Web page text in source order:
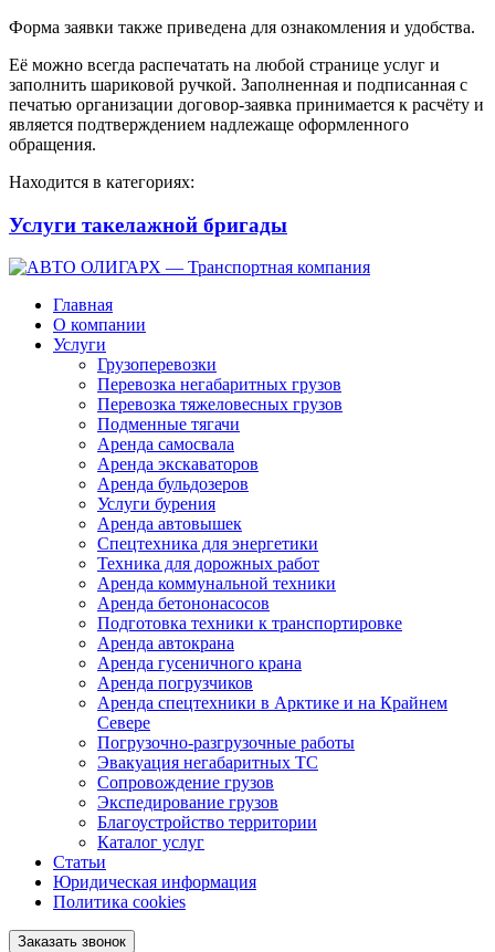
Форма заявки также приведена для ознакомления и удобства.
Её можно всегда распечатать на любой странице услуг и
заполнить шариковой ручкой. Заполненная и подписанная с
печатью организации договор-заявка принимается к расчёту и
является подтверждением надлежаще оформленного
обращения.
Находится в категориях:
Услуги такелажной бригады
Главная
О компании
Услуги
Грузоперевозки
Перевозка негабаритных грузов
Перевозка тяжеловесных грузов
Подменные тягачи
Аренда самосвала
Аренда экскаваторов
Аренда бульдозеров
Услуги бурения
Аренда автовышек
Спецтехника для энергетики
Техника для дорожных работ
Аренда коммунальной техники
Аренда бетононасосов
Подготовка техники к транспортировке
Аренда автокрана
Аренда гусеничного крана
Аренда погрузчиков
Аренда спецтехники в Арктике и на Крайнем
Севере
Погрузочно-разгрузочные работы
Эвакуация негабаритных ТС
Сопровождение грузов
Экспедирование грузов
Благоустройство территории
Каталог услуг
Статьи
Юридическая информация
Политика cookies
Заказать звонок